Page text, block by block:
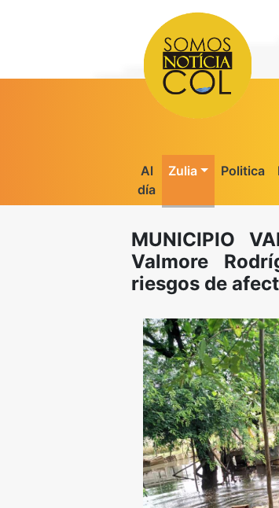
Al
día
Zulia Politica
MUNICIPIO
Valmore
riesgos de